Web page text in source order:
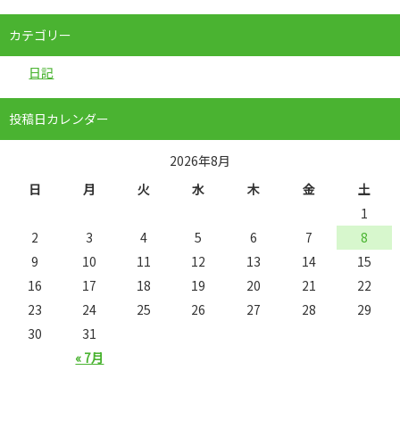
カテゴリー
日記
投稿日カレンダー
2026年8月
日
月 火 水 木 金 土
« 7月
1
2
3 4 5 6 7
8
9
10 11 12 13 14
15
16
17 18 19 20 21
22
23
24 25 26 27 28
29
30
31